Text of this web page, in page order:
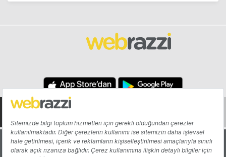
Hakkında Yazarlar